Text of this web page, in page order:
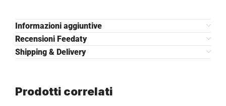
Informazioni aggiuntive
Recensioni Feedaty
Shipping & Delivery
Prodotti correlati